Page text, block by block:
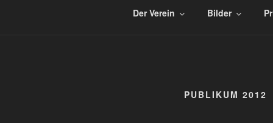
Der Verein Bilder
PUBLIKUM 2012